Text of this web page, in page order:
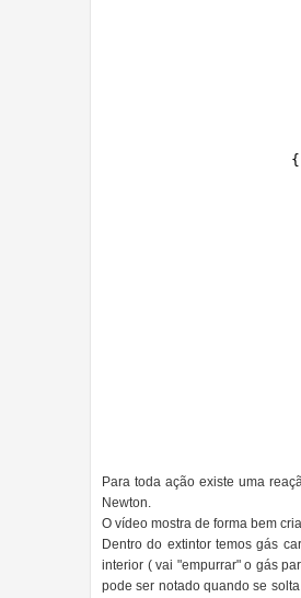
Para toda ação existe uma
Newton.
O vídeo mostra de forma bem
Dentro do extintor temos gás
interior ( vai "empurrar" o gás
pode ser notado quando se